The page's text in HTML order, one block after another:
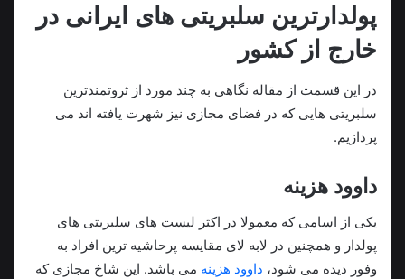
پولدارترین سلبریتی های ایرانی در
خارج از کشور
در این قسمت از مقاله نگاهی به چند مورد از ثروتمندترین
سلبریتی هایی که در فضای مجازی نیز شهرت یافته اند می
پردازیم.
داوود هزینه
یکی از اسامی که معمولا در اکثر لیست های سلبریتی های
پولدار و همچنین در لابه لای مقایسه پرحاشیه ترین افراد به
وفور دیده می شود، داوود هزینه می باشد. این شاخ مجازی که